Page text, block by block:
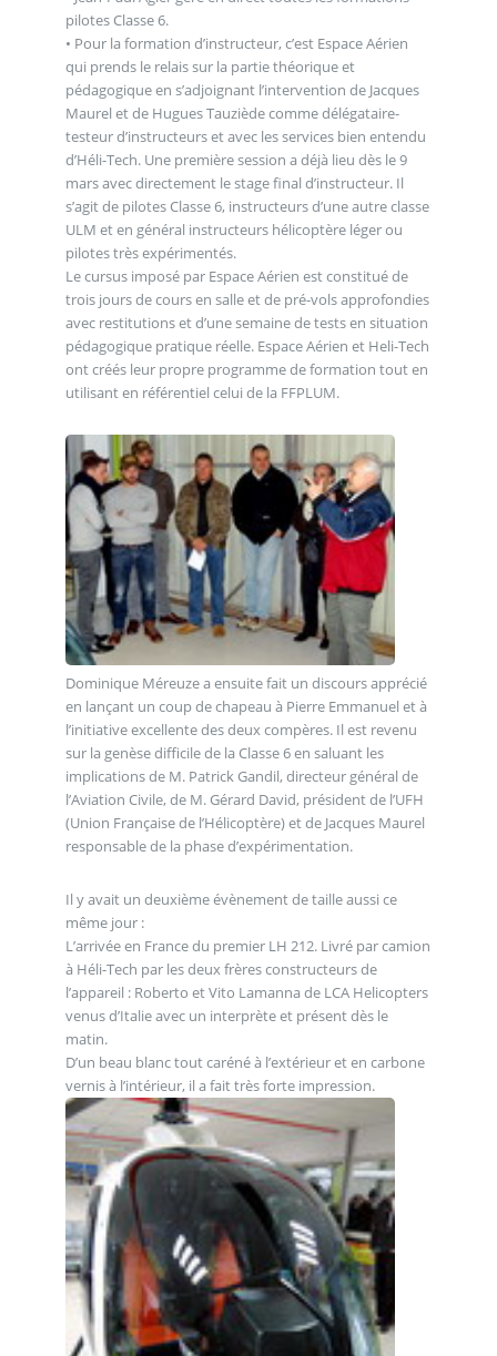
pilotes Classe 6.
• Pour la formation d’instructeur, c’est Espace Aérien
qui prends le relais sur la partie théorique et
pédagogique en s’adjoignant l’intervention de Jacques
Maurel et de Hugues Tauziède comme délégataire-
testeur d’instructeurs et avec les services bien entendu
d’Héli-Tech. Une première session a déjà lieu dès le 9
mars avec directement le stage final d’instructeur. Il
s’agit de pilotes Classe 6, instructeurs d’une autre classe
ULM et en général instructeurs hélicoptère léger ou
pilotes très expérimentés.
Le cursus imposé par Espace Aérien est constitué de
trois jours de cours en salle et de pré-vols approfondies
avec restitutions et d’une semaine de tests en situation
pédagogique pratique réelle. Espace Aérien et Heli-Tech
ont créés leur propre programme de formation tout en
utilisant en référentiel celui de la FFPLUM.
Dominique Méreuze a ensuite fait un discours apprécié
en lançant un coup de chapeau à Pierre Emmanuel et à
l’initiative excellente des deux compères. Il est revenu
sur la genèse difficile de la Classe 6 en saluant les
implications de M. Patrick Gandil, directeur général de
l’Aviation Civile, de M. Gérard David, président de l’UFH
(Union Française de l’Hélicoptère) et de Jacques Maurel
responsable de la phase d’expérimentation.
Il y avait un deuxième évènement de taille aussi ce
même jour :
L’arrivée en France du premier LH 212. Livré par camion
à Héli-Tech par les deux frères constructeurs de
l’appareil : Roberto et Vito Lamanna de LCA Helicopters
venus d’Italie avec un interprète et présent dès le
matin.
D’un beau blanc tout caréné à l’extérieur et en carbone
vernis à l’intérieur, il a fait très forte impression.